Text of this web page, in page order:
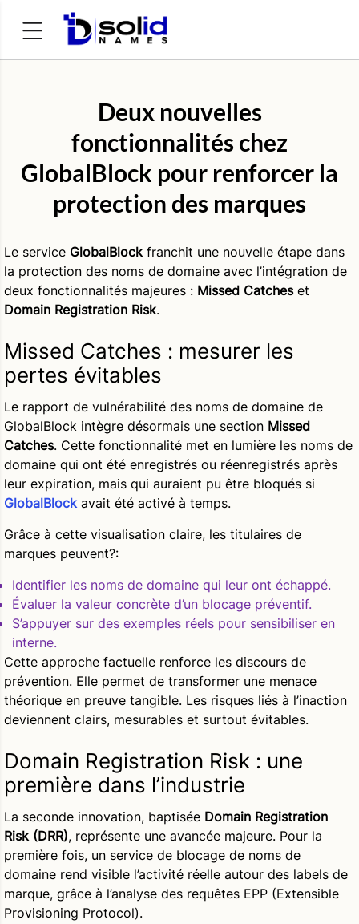
Deux nouvelles
fonctionnalités chez
GlobalBlock pour renforcer la
protection des marques
Le service GlobalBlockfranchit une nouvelle étape dans
la protection des noms de domaine avec l’intégration de
deux fonctionnalités majeures : Missed Catcheset
Domain Registration Risk.
Missed Catches : mesurer les
pertes évitables
Le rapport de vulnérabilité des noms de domaine de
GlobalBlock intègre désormais une section Missed
Catches. Cette fonctionnalité met en lumière les noms de
domaine qui ont été enregistrés ou réenregistrés après
leur expiration, mais qui auraient pu être bloqués si
GlobalBlockavait été activé à temps.
Grâce à cette visualisation claire, les titulaires de
marques peuvent?:
Identifier les noms de domaine qui leur ont échappé.
Évaluer la valeur concrète d’un blocage préventif.
S’appuyer sur des exemples réels pour sensibiliser en
interne.
Cette approche factuelle renforce les discours de
prévention. Elle permet de transformer une menace
théorique en preuve tangible. Les risques liés à l’inaction
deviennent clairs, mesurables et surtout évitables.
Domain Registration Risk : une
première dans l’industrie
La seconde innovation, baptisée Domain Registration
Risk (DRR), représente une avancée majeure. Pour la
première fois, un service de blocage de noms de
domaine rend visible l’activité réelle autour des labels de
marque, grâce à l’analyse des requêtes EPP (Extensible
Provisioning Protocol).